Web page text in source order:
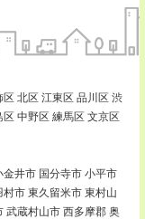
区 北区 江東区 品川区 渋
区 中野区 練馬区 文京区
金井市 国分寺市 小平市
村市 東久留米市 東村山
武蔵村山市 西多摩郡 奥